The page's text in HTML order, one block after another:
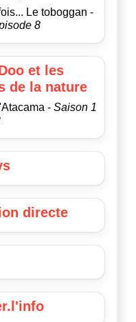
Le toboggan -
8
et les
de la nature
- Saison 1
directe